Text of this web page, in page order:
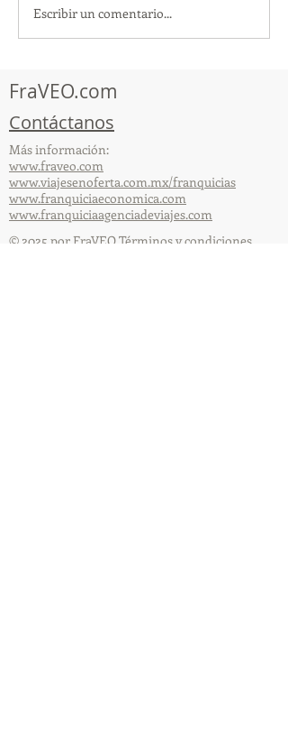
TourTravelynByFraveo
participó en la
Escribir un comentario...
FraVEO.com
Contáctanos
Más información:
www.fraveo.com
www.viajesenoferta.com.mx/franquicias
www.franquiciaeconomica.com
www.franquiciaagenciadeviajes.com
© 2025 por FraVEO Términos y condiciones